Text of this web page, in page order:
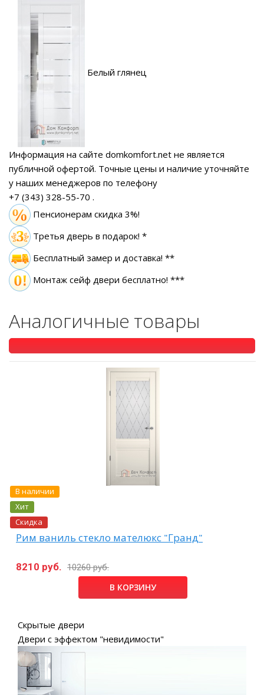
Белый глянец
Информация на сайте domkomfort.net не является
публичной офертой. Точные цены и наличие уточняйте
у наших менеджеров по телефону
+7 (343) 328-55-70 .
Пенсионерам скидка 3%!
Третья дверь в подарок! *
Бесплатный замер и доставка! **
Монтаж сейф двери бесплатно! ***
Аналогичные товары
В наличии
Хит
Скидка
Рим ваниль стекло мателюкс "Гранд"
8210 руб. 10260 руб.
В КОРЗИНУ
Скрытые двери
Двери с эффектом "невидимости"